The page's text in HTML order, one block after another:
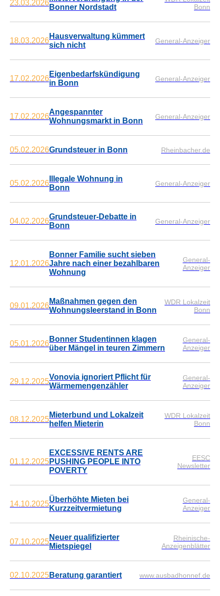
23.03.2026
Bonner Nordstadt
Bonn
18.03.2026
Hausverwaltung kümmert
sich nicht
General-Anzeiger
17.02.2026
Eigenbedarfskündigung
in Bonn
General-Anzeiger
17.02.2026
Angespannter
Wohnungsmarkt in Bonn
General-Anzeiger
05.02.2026Grundsteuer in Bonn Rheinbacher.de
05.02.2026
Illegale Wohnung in
Bonn
General-Anzeiger
04.02.2026
Grundsteuer-Debatte in
Bonn
General-Anzeiger
12.01.2026
Bonner Familie sucht sieben
Jahre nach einer bezahlbaren
Wohnung
General-
Anzeiger
09.01.2026
Maßnahmen gegen den
Wohnungsleerstand in Bonn
WDR Lokalzeit
Bonn
05.01.2026
Bonner Studentinnen klagen
über Mängel in teuren Zimmern
General-
Anzeiger
29.12.2025
Vonovia ignoriert Pflicht für
Wärmemengenzähler
General-
Anzeiger
08.12.2025
Mieterbund und Lokalzeit
helfen Mieterin
WDR Lokalzeit
Bonn
01.12.2025
EXCESSIVE RENTS ARE
PUSHING PEOPLE INTO
POVERTY
EESC
Newsletter
14.10.2025
Überhöhte Mieten bei
Kurzzeitvermietung
General-
Anzeiger
07.10.2025
Neuer qualifizierter
Mietspiegel
Rheinische-
Anzeigenblätter
02.10.2025Beratung garantiert www.ausbadhonnef.de